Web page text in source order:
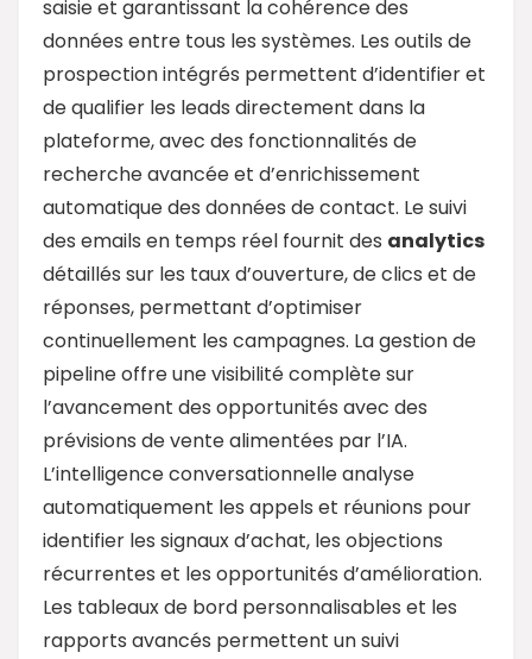
saisie et garantissant la cohérence des
données entre tous les systèmes. Les outils de
prospection intégrés permettent d’identifier et
de qualifier les leads directement dans la
plateforme, avec des fonctionnalités de
recherche avancée et d’enrichissement
automatique des données de contact. Le suivi
des emails en temps réel fournit des analytics
détaillés sur les taux d’ouverture, de clics et de
réponses, permettant d’optimiser
continuellement les campagnes. La gestion de
pipeline offre une visibilité complète sur
l’avancement des opportunités avec des
prévisions de vente alimentées par l’IA.
L’intelligence conversationnelle analyse
automatiquement les appels et réunions pour
identifier les signaux d’achat, les objections
récurrentes et les opportunités d’amélioration.
Les tableaux de bord personnalisables et les
rapports avancés permettent un suivi